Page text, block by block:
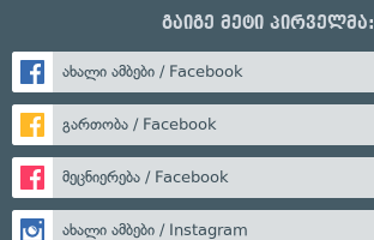
გაიგე მეტი პირველმა:
ახალი ამბები / Facebook
გართობა / Facebook
მეცნიერება / Facebook
ახალი ამბები / Instagram